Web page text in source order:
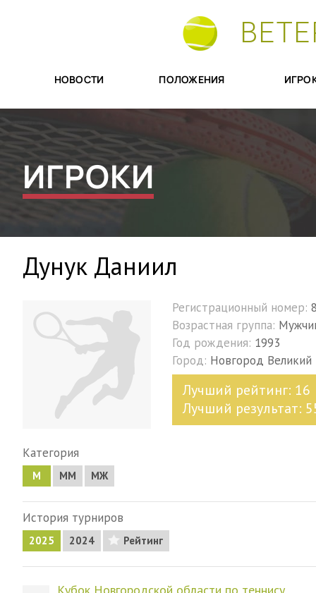
НОВОСТИ ПОЛОЖЕНИЯ
ИГРОКИ
Дунук Даниил
Регистрационный номер:
Возрастная группа:
Год рождения: 1993
Город: Новгород Великий
Лучший рейтинг: 16
Лучший результат:
Категория
М MM МЖ
История турниров
2025 2024 Рейтинг